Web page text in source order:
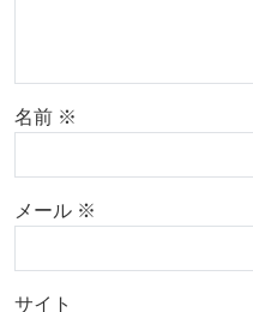
名前 ※
メール ※
サイト